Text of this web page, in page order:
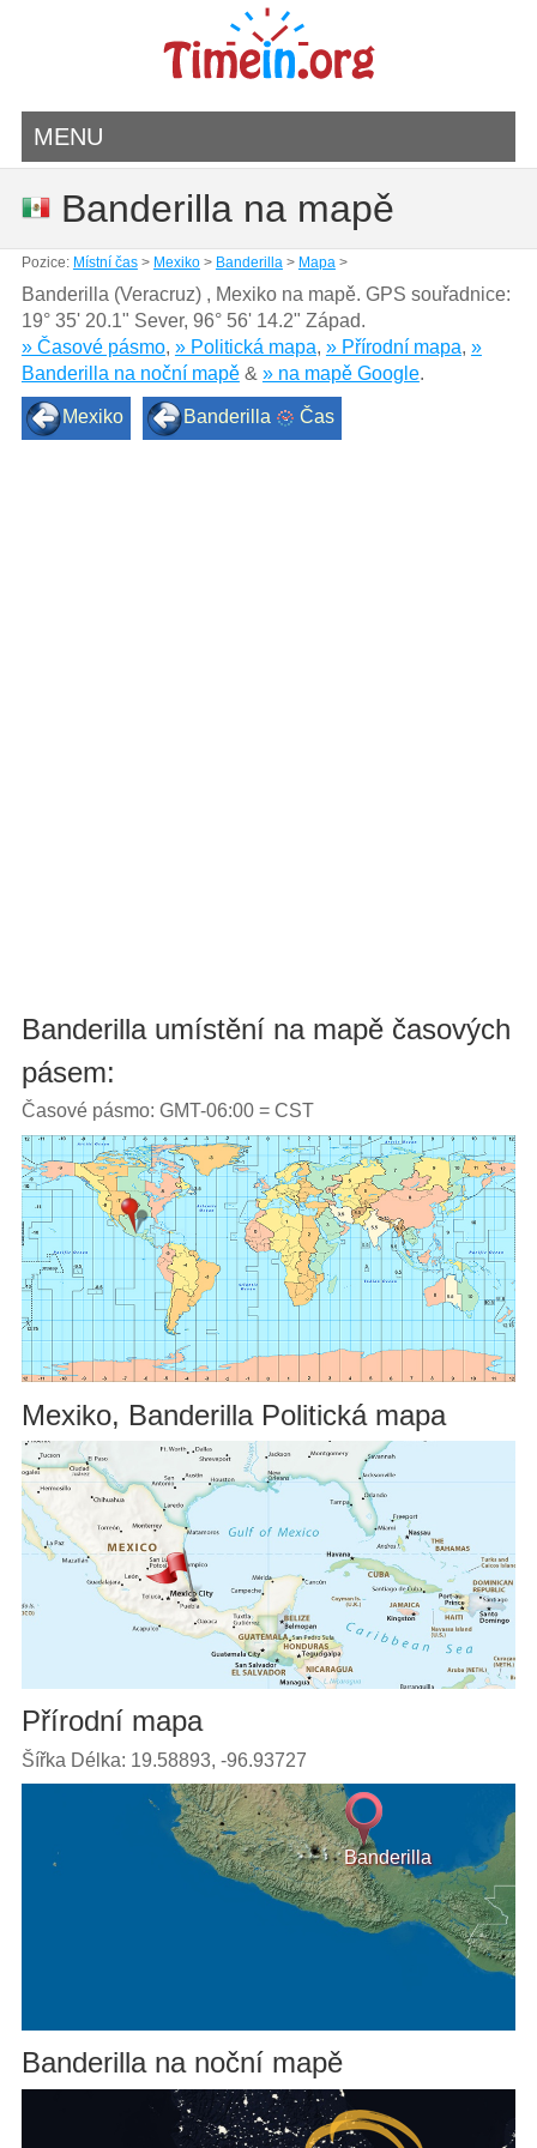
MENU
Banderilla na mapě
Pozice: Místní čas> Mexiko> Banderilla> Mapa>
Banderilla (Veracruz) , Mexiko na mapě. GPS souřadnice:
19° 35' 20.1" Sever, 96° 56' 14.2" Západ.
» Časové pásmo, » Politická mapa, » Přírodní mapa, »
Banderilla na noční mapě& » na mapě Google.
Mexiko Banderilla Čas
Banderilla umístění na mapě časových
pásem:
Časové pásmo: GMT-06:00 = CST
Mexiko, Banderilla Politická mapa
Přírodní mapa
Šířka Délka: 19.58893, -96.93727
Banderilla
Banderilla na noční mapě